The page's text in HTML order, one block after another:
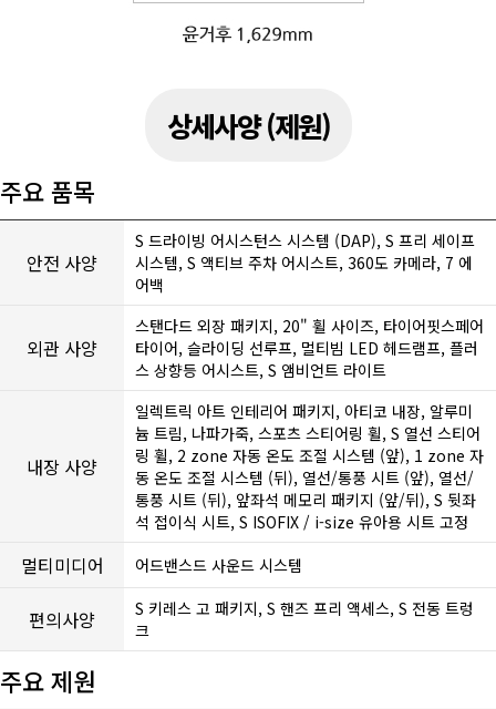
상세사양 (제원)
주요 품목
안전 사양
S 드라이빙 어시스턴스 시스템 (DAP), S 프리 세이프
시스템, S 액티브 주차 어시스트, 360도 카메라, 7 에
어백
외관 사양
스탠다드 외장 패키지, 20" 휠 사이즈, 타이어핏스페어
타이어, 슬라이딩 선루프, 멀티빔 LED 헤드램프, 플러
스 상향등 어시스트, S 앰비언트 라이트
내장 사양
일렉트릭 아트 인테리어 패키지, 아티코 내장, 알루미
늄 트림, 나파가죽, 스포츠 스티어링 휠, S 열선 스티어
링 휠, 2 zone 자동 온도 조절 시스템 (앞), 1 zone 자
동 온도 조절 시스템 (뒤), 열선/통풍 시트 (앞), 열선/
통풍 시트 (뒤), 앞좌석 메모리 패키지 (앞/뒤), S 뒷좌
석 접이식 시트, S ISOFIX / i-size 유아용 시트 고정
멀티미디어 어드밴스드 사운드 시스템
편의사양
S 키레스 고 패키지, S 핸즈 프리 액세스, S 전동 트렁
크
주요 제원